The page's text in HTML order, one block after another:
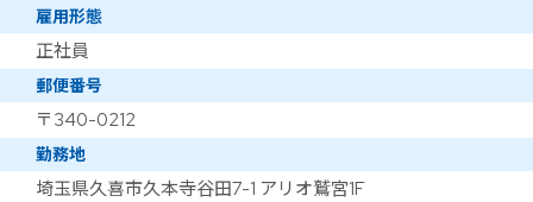
雇用形態
正社員
郵便番号
〒340-0212
勤務地
埼玉県久喜市久本寺谷田7-1 アリオ鷲宮1F